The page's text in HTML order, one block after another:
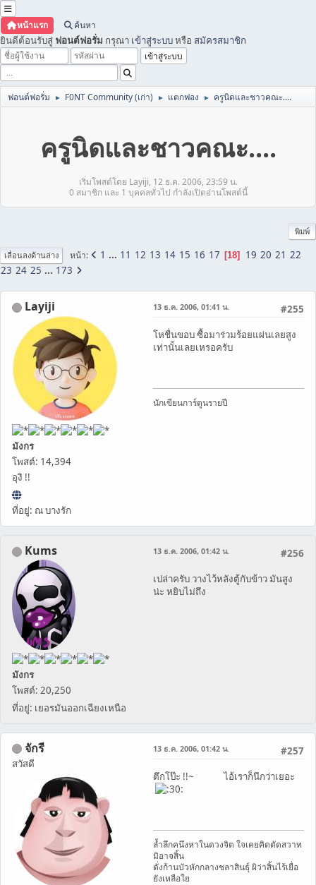
หน้าแรก ค้นหา
ยินดีต้อนรับสู่ ฟอนต์ฟอรั่ม กรุณา เข้าสู่ระบบหรือ สมัครสมาชิก
ฟอนต์ฟอรั่ม ► F0NT Community (เก่า) ► แตกฟอง ► ครูนิดและชาวคณะ....
ครูนิดและชาวคณะ....
เริ่มโพสต์โดย Layiji, 12 ธ.ค. 2006, 23:59 น.
0 สมาชิก และ 1 บุคคลทั่วไป กำลังเปิดอ่านโพสต์นี้
พิมพ์
เลื่อนลงด้านล่าง หน้า 1 ... 11 12 13 14 15 16 17 18 19 20 21 22
23 24 25 ... 173
Layiji
มังกร
โพสต์: 14,394
อุงิ !!
ที่อยู่: ณ บางรัก
#255
13 ธ.ค. 2006, 01:41 น.
โหชื่นขอบ ซื้อมาร่วมร้อยแผ่นเลยสูง
เท่านั้นเลยเหรอครับ
นักเขียนการ์ตูนรายปี
Kums
มังกร
โพสต์: 20,250
ที่อยู่: เยอรมันออกเฉียงเหนือ
#256
13 ธ.ค. 2006, 01:42 น.
เปล่าครับ วางไว้หลังตู้กับข้าว มันสูง
น่ะ หยิบไม่ถึง
จักรี
สวัสดี
#257
13 ธ.ค. 2006, 01:42 น.
ตึกโป๊ะ !!~ ไอ้เราก็นึกว่าเยอะ
ล้ำลึกคนึงหาในดวงจิต ใจเคยคิดตัดสวาท
มิอาจสิ้น
ดั่งก้านบัวหักกลางชลาสินธุ์ ผิว่าสิ้นไร้เยื่อ
ยังเหลือใย